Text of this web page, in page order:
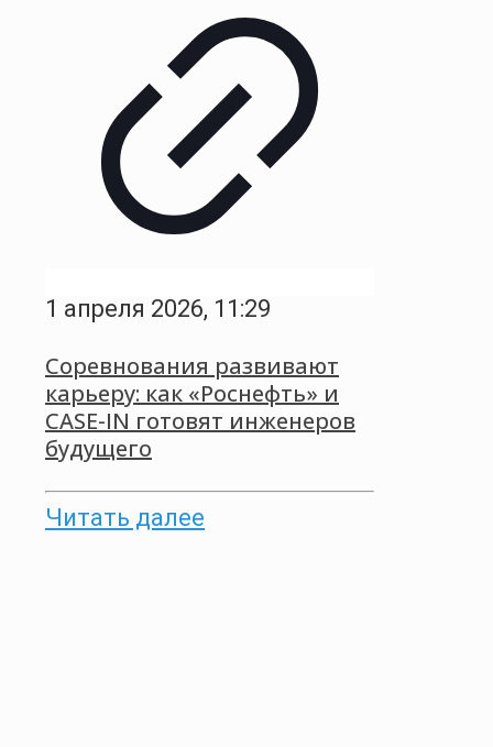
1 апреля 2026, 11:29
Соревнования развивают
карьеру: как «Роснефть» и
CASE-IN готовят инженеров
будущего
Читать далее